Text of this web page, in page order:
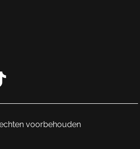
van
Tiktok van
voorbehouden